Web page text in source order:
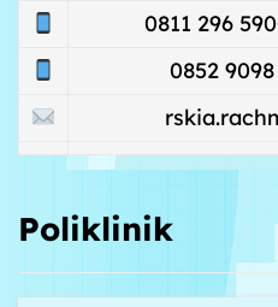
0811 296
0852
Poliklinik